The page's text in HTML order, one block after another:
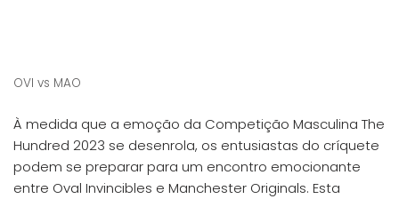
OVI vs MAO
À medida que a emoção da Competição Masculina The
Hundred 2023 se desenrola, os entusiastas do críquete
podem se preparar para um encontro emocionante
entre Oval Invincibles e Manchester Originals. Esta